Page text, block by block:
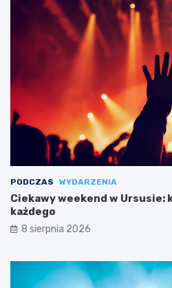
PODCZAS WYDARZENIA
Ciekawy weekend w Ursusie:
każdego
8 sierpnia 2026